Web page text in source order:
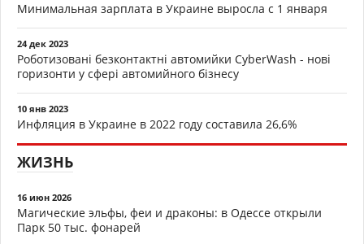
Минимальная зарплата в Украине выросла с 1 января
24 дек 2023
Роботизовані безконтактні автомийки CyberWash - нові
горизонти у сфері автомийного бізнесу
10 янв 2023
Инфляция в Украине в 2022 году составила 26,6%
ЖИЗНЬ
16 июн 2026
Магические эльфы, феи и драконы: в Одессе открыли
Парк 50 тыс. фонарей